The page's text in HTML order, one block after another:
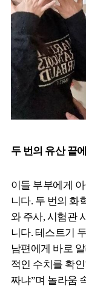
두 번의 유산 끝
이들 부부에게
니다. 두 번의 화
와 주사, 시험관
니다. 테스트기
남편에게 바로
적인 수치를 확
짜냐”며 놀라움